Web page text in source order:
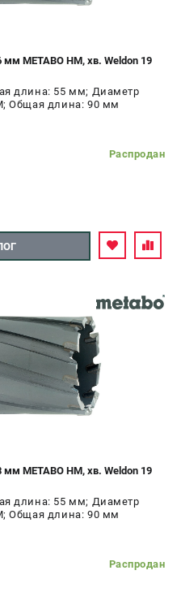
METABO HM, хв. Weldon 19
длина: 55 мм; Диаметр
Общая длина: 90 мм
Распродан
METABO HM, хв. Weldon 19
длина: 55 мм; Диаметр
Общая длина: 90 мм
Распродан